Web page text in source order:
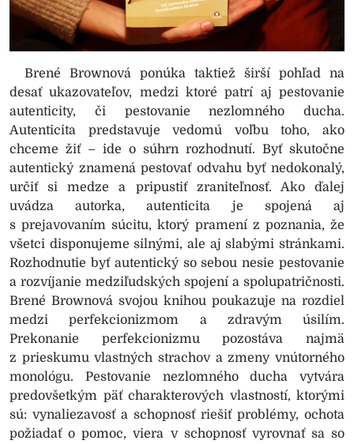
Brené Brownová ponúka taktiež širší pohľad na
desať ukazovateľov, medzi ktoré patrí aj pestovanie
autenticity, či pestovanie nezlomného ducha.
Autenticita predstavuje vedomú voľbu toho, ako
chceme žiť – ide o súhrn rozhodnutí. Byť skutočne
autentický znamená pestovať odvahu byť nedokonalý,
určiť si medze a pripustiť zraniteľnosť. Ako ďalej
uvádza autorka, autenticita je spojená aj
s prejavovaním súcitu, ktorý pramení z poznania, že
všetci disponujeme silnými, ale aj slabými stránkami.
Rozhodnutie byť autentický so sebou nesie pestovanie
a rozvíjanie medziľudských spojení a spolupatričnosti.
Brené Brownová svojou knihou poukazuje na rozdiel
medzi perfekcionizmom a zdravým úsilím.
Prekonanie perfekcionizmu pozostáva najmä
z prieskumu vlastných strachov a zmeny vnútorného
monológu. Pestovanie nezlomného ducha vytvára
predovšetkým päť charakterových vlastností, ktorými
sú: vynaliezavosť a schopnosť riešiť problémy, ochota
požiadať o pomoc, viera v schopnosť vyrovnať sa so